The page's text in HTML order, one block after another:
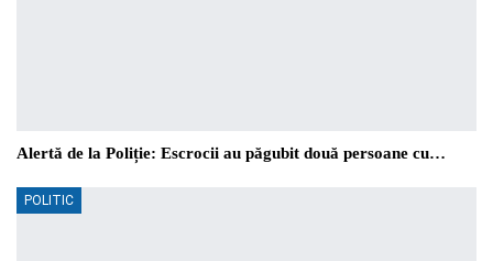
Alertă de la Poliție: Escrocii au păgubit două persoane cu…
POLITIC